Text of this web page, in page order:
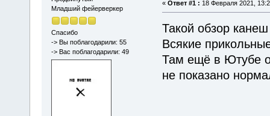
Младший фейерверкер
Спасибо
-> Вы поблагодарили: 55
-> Вас поблагодарили: 49
« Ответ #1 : 18 Февраля 2021,
Такой обзор
Всякие
Там ещё в Ютубе
не показано